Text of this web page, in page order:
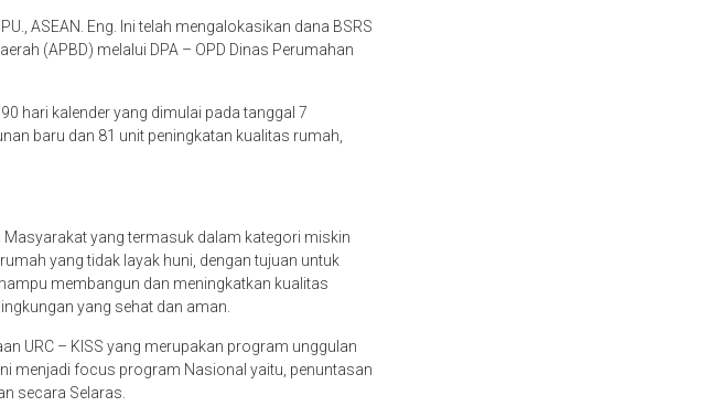
ASEAN. Eng. Ini telah mengalokasikan dana BSRS
(APBD) melalui DPA – OPD Dinas Perumahan
hari kalender yang dimulai pada tanggal 7
baru dan 81 unit peningkatan kualitas rumah,
yang termasuk dalam kategori miskin
yang tidak layak huni, dengan tujuan untuk
membangun dan meningkatkan kualitas
yang sehat dan aman.
URC – KISS yang merupakan program unggulan
menjadi focus program Nasional yaitu, penuntasan
secara Selaras.